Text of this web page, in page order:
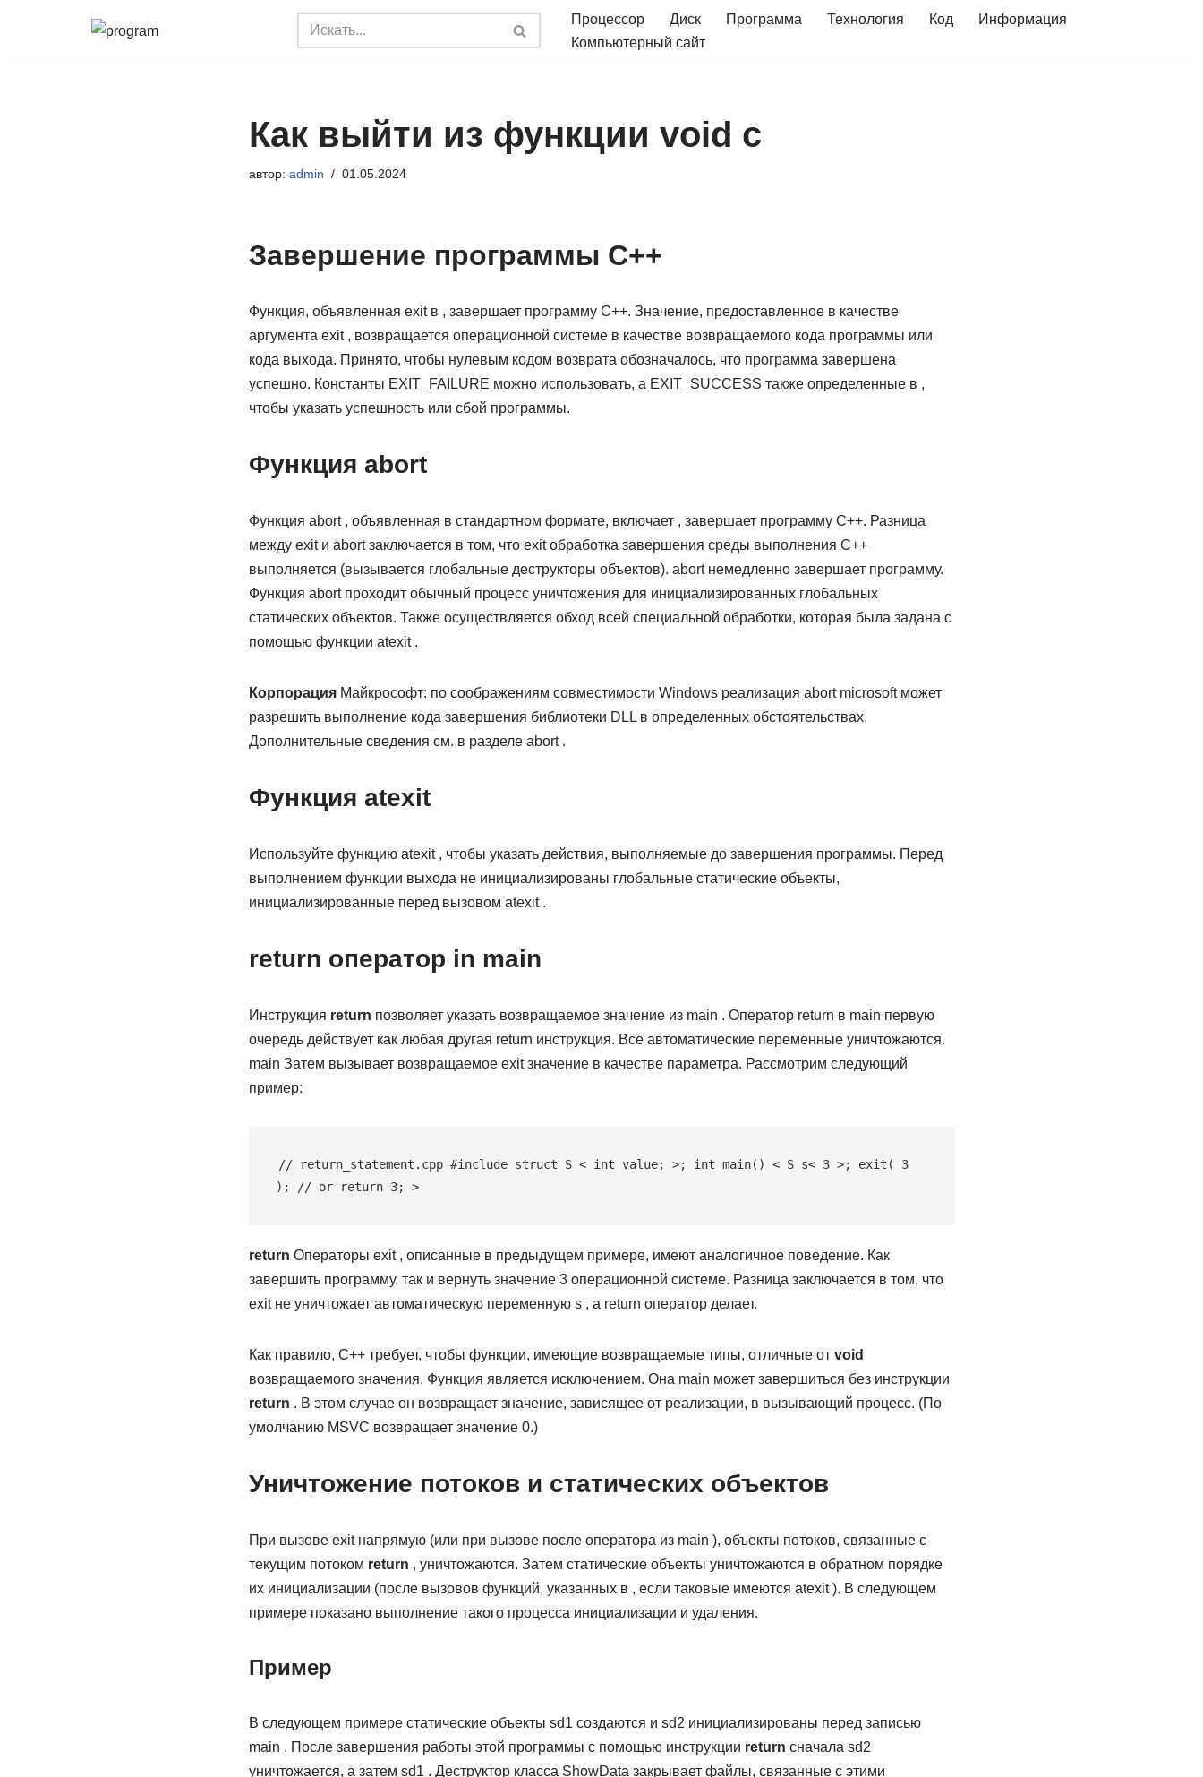
Процессор Диск Программа Технология Код
Информация
Компьютерный сайт
Как выйти из функции void c
автор: admin 01.05.2024
Завершение программы C++
Функция, объявленная exit в , завершает программу C++. Значение, предоставленное в качестве
аргумента exit , возвращается операционной системе в качестве возвращаемого кода программы или
кода выхода. Принято, чтобы нулевым кодом возврата обозначалось, что программа завершена
успешно. Константы EXIT_FAILURE можно использовать, а EXIT_SUCCESS также определенные в ,
чтобы указать успешность или сбой программы.
Функция abort
Функция abort , объявленная в стандартном формате, включает , завершает программу C++. Разница
между exit и abort заключается в том, что exit обработка завершения среды выполнения C++
выполняется (вызывается глобальные деструкторы объектов). abort немедленно завершает программу.
Функция abort проходит обычный процесс уничтожения для инициализированных глобальных
статических объектов. Также осуществляется обход всей специальной обработки, которая была задана с
помощью функции atexit .
КорпорацияМайкрософт: по соображениям совместимости Windows реализация abort microsoft может
разрешить выполнение кода завершения библиотеки DLL в определенных обстоятельствах.
Дополнительные сведения см. в разделе abort .
Функция atexit
Используйте функцию atexit , чтобы указать действия, выполняемые до завершения программы. Перед
выполнением функции выхода не инициализированы глобальные статические объекты,
инициализированные перед вызовом atexit .
return оператор in main
Инструкция return позволяет указать возвращаемое значение из main . Оператор return в main первую
очередь действует как любая другая return инструкция. Все автоматические переменные уничтожаются.
main Затем вызывает возвращаемое exit значение в качестве параметра. Рассмотрим следующий
пример:
// return_statement.cpp #include struct S < int value; >; int main() < S s< 3 >; exit( 3
); // or return 3; >
return Операторы exit , описанные в предыдущем примере, имеют аналогичное поведение. Как
завершить программу, так и вернуть значение 3 операционной системе. Разница заключается в том, что
exit не уничтожает автоматическую переменную s , а return оператор делает.
Как правило, C++ требует, чтобы функции, имеющие возвращаемые типы, отличные от void
возвращаемого значения. Функция является исключением. Она main может завершиться без инструкции
return . В этом случае он возвращает значение, зависящее от реализации, в вызывающий процесс. (По
умолчанию MSVC возвращает значение 0.)
Уничтожение потоков и статических объектов
При вызове exit напрямую (или при вызове после оператора из main ), объекты потоков, связанные с
текущим потоком return , уничтожаются. Затем статические объекты уничтожаются в обратном порядке
их инициализации (после вызовов функций, указанных в , если таковые имеются atexit ). В следующем
примере показано выполнение такого процесса инициализации и удаления.
Пример
В следующем примере статические объекты sd1 создаются и sd2 инициализированы перед записью
main . После завершения работы этой программы с помощью инструкции return сначала sd2
уничтожается, а затем sd1 . Деструктор класса ShowData закрывает файлы, связанные с этими